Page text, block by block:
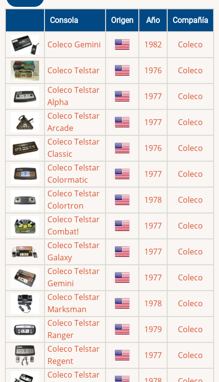
Consola Origen Año Compañía
Coleco Gemini 1982 Coleco
Coleco Telstar 1976
Coleco
Coleco Telstar
Alpha
1977
Coleco
Coleco Telstar
Arcade
1977
Coleco
Coleco Telstar
Classic
1976
Coleco
Coleco Telstar
Colormatic
1977
Coleco
Coleco Telstar
Colortron
1978
Coleco
Coleco Telstar
Combat!
1977
Coleco
Coleco Telstar
Galaxy
1977
Coleco
Coleco Telstar
Gemini
1977
Coleco
Coleco Telstar
Marksman
1978
Coleco
Coleco Telstar
Ranger
1979
Coleco
Coleco Telstar
Regent
1977
Coleco
Coleco Telstar